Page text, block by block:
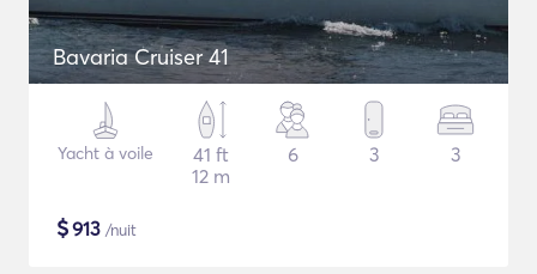
Bavaria Cruiser 41
Yacht à voile
41 ft
12 m
6 3 3
$913 /nuit